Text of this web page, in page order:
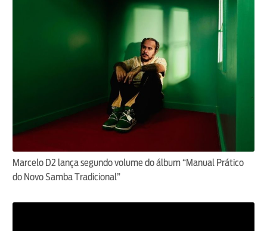
Marcelo D2 lança segundo volume do álbum “Manual Prático
do Novo Samba Tradicional”